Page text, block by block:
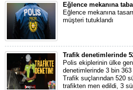
Eğlence mekanına
Eğlence mekanına
müşteri tutuklandı
Trafik denetimlerinde
Polis ekiplerinin ülke
denetimlerinde 3 bin
Trafik suçlarından 520
trafikten men edildi, 3